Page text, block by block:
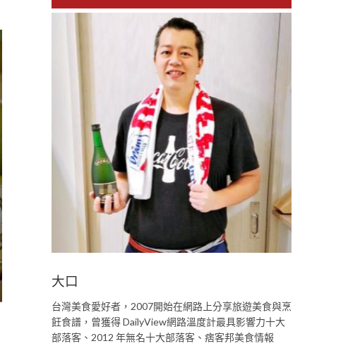
大口
台灣美食愛好者，2007開始在網路上分享旅遊美食與烹
飪食譜，曾獲得 DailyView網路溫度計最具影響力十大
部落客、2012 年無名十大部落客、痞客邦美食情報